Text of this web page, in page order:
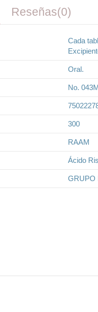
Reseñas(0)
Cada
Oral.
No.
300
RAAM
Ácido
GRUPO